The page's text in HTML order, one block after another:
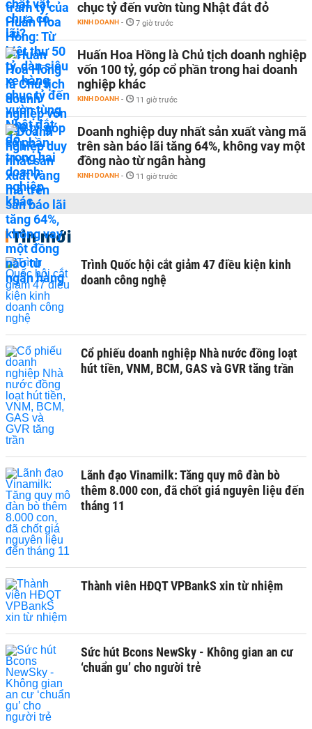
chục tỷ đến vườn tùng Nhật đắt đỏ
KINH DOANH - 7 giờ trước
Huấn Hoa Hồng là Chủ tịch doanh nghiệp
vốn 100 tỷ, góp cổ phần trong hai doanh
nghiệp khác
KINH DOANH - 11 giờ trước
Doanh nghiệp duy nhất sản xuất vàng mã
trên sàn báo lãi tăng 64%, không vay một
đồng nào từ ngân hàng
KINH DOANH - 11 giờ trước
Tin mới
Trình Quốc hội cắt giảm 47 điều kiện kinh
doanh công nghệ
Cổ phiếu doanh nghiệp Nhà nước đồng loạt
hút tiền, VNM, BCM, GAS và GVR tăng trần
Lãnh đạo Vinamilk: Tăng quy mô đàn bò
thêm 8.000 con, đã chốt giá nguyên liệu đến
tháng 11
Thành viên HĐQT VPBankS xin từ nhiệm
Sức hút Bcons NewSky - Không gian an cư
‘chuẩn gu’ cho người trẻ